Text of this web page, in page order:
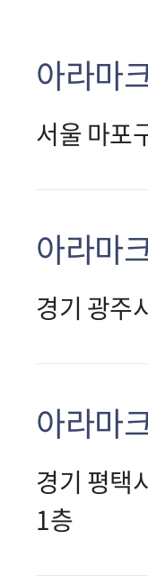
아라마
서울 마포
아라마
경기 광주
아라마
경기 평택
1층